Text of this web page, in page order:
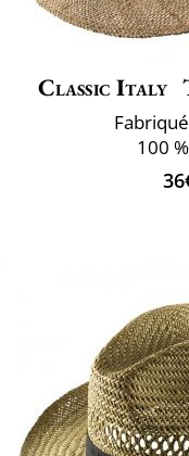
Classic Italy
100